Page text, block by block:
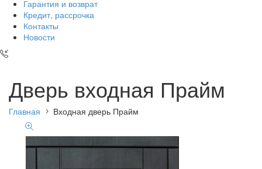
Гарантия и возврат
Кредит, рассрочка
Контакты
Новости
Дверь входная Прайм
Главная Входная дверь Прайм